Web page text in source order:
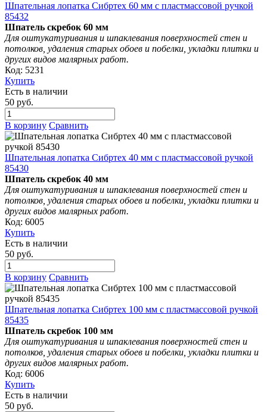
Шпательная лопатка Сибртех 60 мм с пластмассовой ручкой
85432
Шпатель скребок 60 мм
Для оштукатуривания и шпаклевания поверхностей стен и
потолков, удаления старых обоев и побелки, укладки плитки и
других видов малярных работ.
Код: 5231
Купить
Есть в наличии
50 руб.
В корзину Сравнить
Шпательная лопатка Сибртех 40 мм с пластмассовой ручкой
85430
Шпатель скребок 40 мм
Для оштукатуривания и шпаклевания поверхностей стен и
потолков, удаления старых обоев и побелки, укладки плитки и
других видов малярных работ.
Код: 6005
Купить
Есть в наличии
50 руб.
В корзину Сравнить
Шпательная лопатка Сибртех 100 мм с пластмассовой ручкой
85435
Шпатель скребок 100 мм
Для оштукатуривания и шпаклевания поверхностей стен и
потолков, удаления старых обоев и побелки, укладки плитки и
других видов малярных работ.
Код: 6006
Купить
Есть в наличии
50 руб.